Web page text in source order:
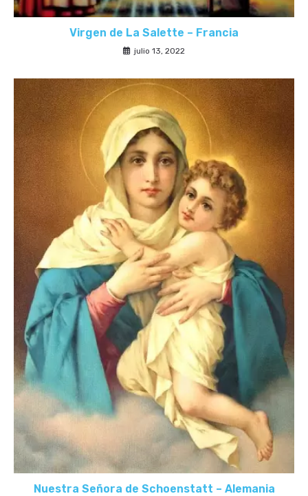
Virgen de La Salette – Francia
julio 13, 2022
Nuestra Señora de Schoenstatt – Alemania